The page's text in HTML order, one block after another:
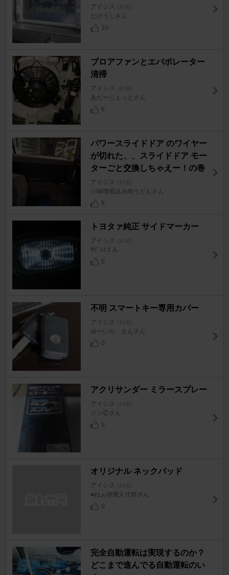
アイシス [10系]
たけうしさん
10
ブロアファンとエバボレーター
清掃
アイシス [10系]
あだーじぇっとさん
6
パワースライドドア のワイヤー
が切れた、、スライドドア モー
ターごと交換しちゃえー！の巻
アイシス [10系]
☆味噌煮込み肉うどんさん
8
トヨタァ純正 サイドマーカー
アイシス [10系]
ｻﾋﾞｼｽさん
0
不明 スマートキー専用カバー
アイシス [10系]
ゆーいち さんさん
0
アクリサンダー ミラースプレー
アイシス [10系]
ジン②さん
5
オリジナル ネックパッド
アイシス [10系]
●ねぉ@廃人寸前さん
0
完全自動運転は実現するのか？
どこまで進んでる自動運転のい